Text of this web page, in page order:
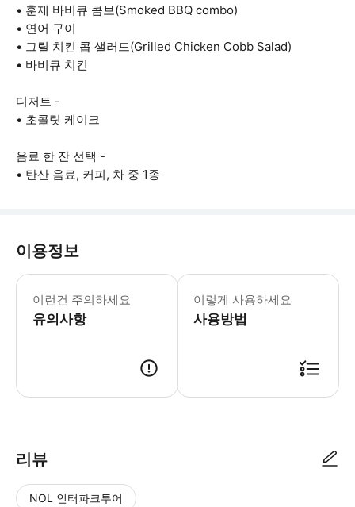
• 훈제 바비큐 콤보(Smoked BBQ combo)
• 연어 구이
• 그릴 치킨 콥 샐러드(Grilled Chicken Cobb Salad)
• 바비큐 치킨
디저트 -
• 초콜릿 케이크
음료 한 잔 선택 -
• 탄산 음료, 커피, 차 중 1종
이용정보
이런건 주의하세요
유의사항
- 메뉴 항목은 변경될 수 있으며 이용
이렇게 사용하세요
사용방법
리뷰
NOL 인터파크투어